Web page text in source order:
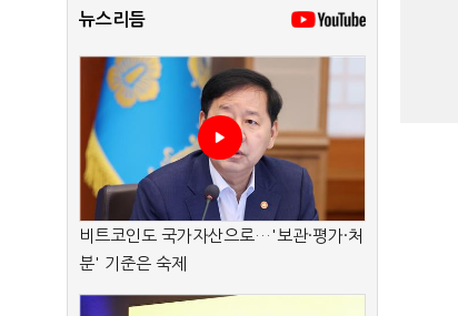
뉴스리듬
비트코인도 국가자산으로…'보관·평가·처
분' 기준은 숙제